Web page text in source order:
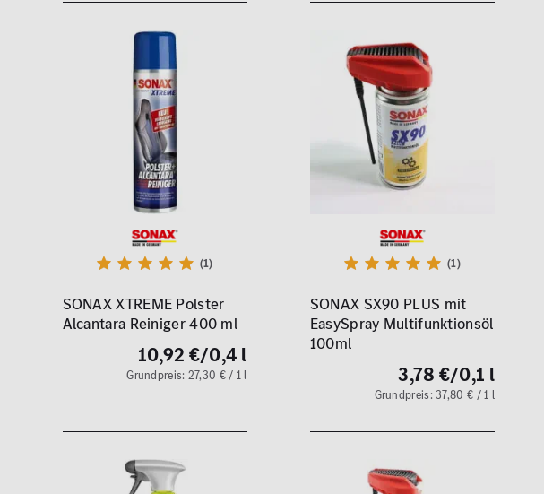
(1)
SONAX XTREME Polster
Alcantara Reiniger 400 ml
10,92 €/0,4 l
Grundpreis: 27,30 € / 1 l
(1)
SONAX SX90 PLUS mit
EasySpray Multifunktionsöl
100ml
3,78 €/0,1 l
Grundpreis: 37,80 € / 1 l